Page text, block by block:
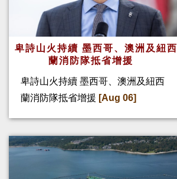
卑詩山火持續 墨西哥、澳洲及紐西
蘭消防隊抵省增援
卑詩山火持續 墨西哥、澳洲及紐西
蘭消防隊抵省增援 [Aug 06]